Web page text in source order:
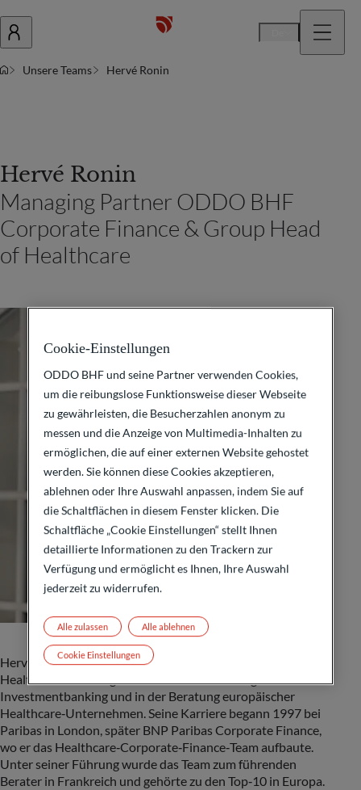
Unsere Teams Hervé Ronin
Hervé Ronin
Managing Partner ODDO BHF
Corporate Finance & Group Head
of Healthcare
Hervé Ronin ist Managing Partner und Group Head of
Healthcare. Er verfügt über 30 Jahre Erfahrung im
Investmentbanking und in der Beratung europäischer
Healthcare‑Unternehmen. Seine Karriere begann 1997 bei
Paribas in London, später BNP Paribas Corporate Finance,
wo er das Healthcare‑Corporate‑Finance‑Team aufbaute.
Unter seiner Führung wurde das Team zum führenden
Berater in Frankreich und gehörte zu den Top‑10 in Europa.
Cookie-Einstellungen
ODDO BHF und seine Partner verwenden Cookies,
um die reibungslose Funktionsweise dieser Webseite
zu gewährleisten, die Besucherzahlen anonym zu
messen und die Anzeige von Multimedia-Inhalten zu
ermöglichen, die auf einer externen Website gehostet
werden. Sie können diese Cookies akzeptieren,
ablehnen oder Ihre Auswahl anpassen, indem Sie auf
die Schaltflächen in diesem Fenster klicken. Die
Schaltfläche „Cookie Einstellungen“ stellt Ihnen
detaillierte Informationen zu den Trackern zur
Verfügung und ermöglicht es Ihnen, Ihre Auswahl
jederzeit zu widerrufen.
Alle ablehnen
Alle zulassen
Cookie Einstellungen